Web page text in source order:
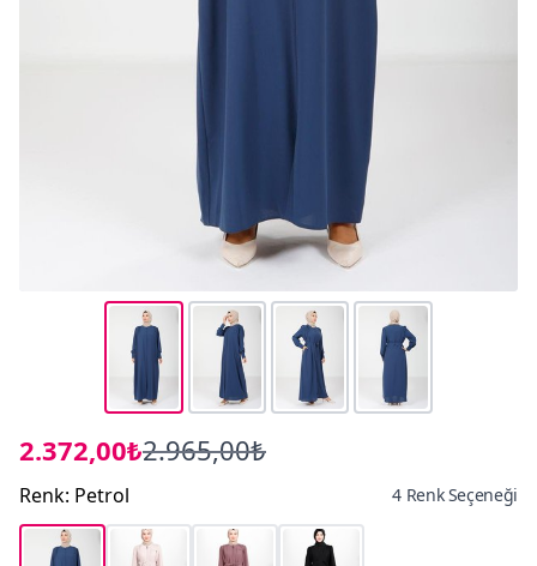
2.372,00₺2.965,00₺
Renk: Petrol 4 Renk Seçeneği